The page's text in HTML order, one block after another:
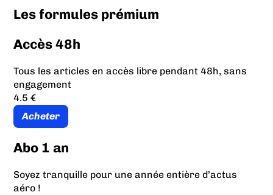
Les formules prémium
Accès 48h
Tous les articles en accès libre pendant 48h, sans
engagement
4.5 €
Acheter
Abo 1 an
Soyez tranquille pour une année entière d’actus
aéro !